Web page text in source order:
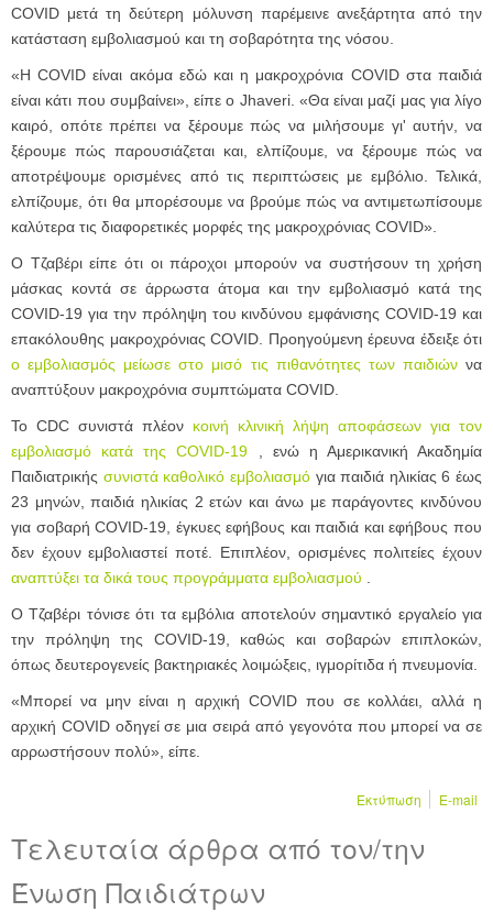
COVID μετά τη δεύτερη μόλυνση παρέμεινε ανεξάρτητα από την
κατάσταση εμβολιασμού και τη σοβαρότητα της νόσου.
«Η COVID είναι ακόμα εδώ και η μακροχρόνια COVID στα παιδιά
είναι κάτι που συμβαίνει», είπε ο Jhaveri. «Θα είναι μαζί μας για λίγο
καιρό, οπότε πρέπει να ξέρουμε πώς να μιλήσουμε γι' αυτήν, να
ξέρουμε πώς παρουσιάζεται και, ελπίζουμε, να ξέρουμε πώς να
αποτρέψουμε ορισμένες από τις περιπτώσεις με εμβόλιο. Τελικά,
ελπίζουμε, ότι θα μπορέσουμε να βρούμε πώς να αντιμετωπίσουμε
καλύτερα τις διαφορετικές μορφές της μακροχρόνιας COVID».
Ο Τζαβέρι είπε ότι οι πάροχοι μπορούν να συστήσουν τη χρήση
μάσκας κοντά σε άρρωστα άτομα και την εμβολιασμό κατά της
COVID-19 για την πρόληψη του κινδύνου εμφάνισης COVID-19 και
επακόλουθης μακροχρόνιας COVID. Προηγούμενη έρευνα έδειξε ότι
ο εμβολιασμός μείωσε στο μισό τις πιθανότητες των παιδιώννα
αναπτύξουν μακροχρόνια συμπτώματα COVID.
Το CDC συνιστά πλέον κοινή κλινική λήψη αποφάσεων για τον
εμβολιασμό κατά της COVID-19 , ενώ η Αμερικανική Ακαδημία
Παιδιατρικής συνιστά καθολικό εμβολιασμόγια παιδιά ηλικίας 6 έως
23 μηνών, παιδιά ηλικίας 2 ετών και άνω με παράγοντες κινδύνου
για σοβαρή COVID-19, έγκυες εφήβους και παιδιά και εφήβους που
δεν έχουν εμβολιαστεί ποτέ. Επιπλέον, ορισμένες πολιτείες έχουν
αναπτύξει τα δικά τους προγράμματα εμβολιασμού
Ο Τζαβέρι τόνισε ότι τα εμβόλια αποτελούν σημαντικό εργαλείο για
την πρόληψη της COVID-19, καθώς και σοβαρών επιπλοκών,
όπως δευτερογενείς βακτηριακές λοιμώξεις, ιγμορίτιδα ή πνευμονία.
«Μπορεί να μην είναι η αρχική COVID που σε κολλάει, αλλά η
αρχική COVID οδηγεί σε μια σειρά από γεγονότα που μπορεί να σε
αρρωστήσουν πολύ», είπε.
Εκτύπωση E-mail
Τελευταία άρθρα από τον/την
Ένωση Παιδιάτρων